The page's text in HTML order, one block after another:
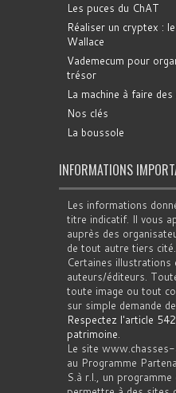
Les puces du ChAT
Réaliser un cryptex :
Wallace
Vademecum pour
trésor
La machine à faire des
Nos clés
La boussole
INFORMATIONS
Les informations
titre indicatif. Il vous
auprès des
de tout autre tiers cité.
Certaines
auteurs/éditeurs.
toute image ou tout
sur simple demande
Respectez l'article
patrimoine.
Le site
au Programme
S.à r.l., un